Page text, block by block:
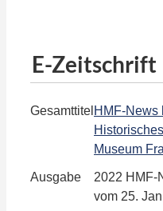
E-Zeitschrift
Gesamttitel HMF-News
Historisches
Museum
Ausgabe
2022 HMF-
vom 25.